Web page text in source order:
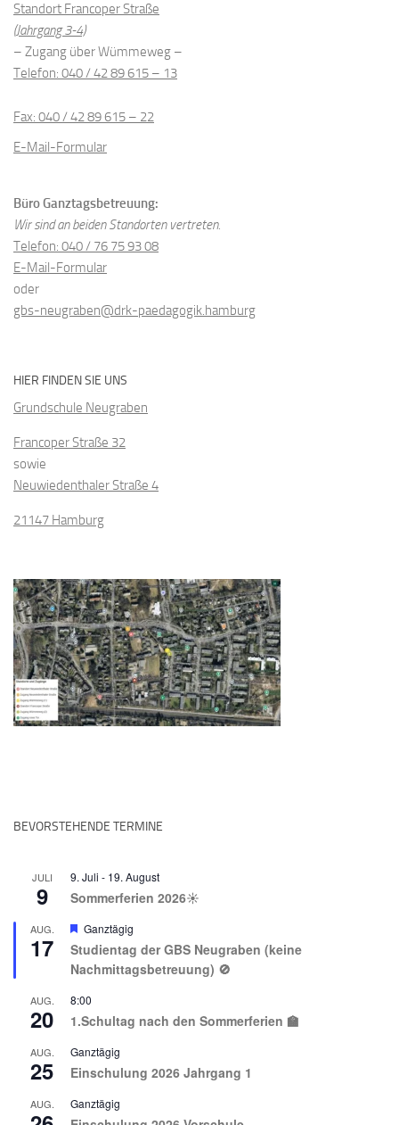
Standort Francoper Straße
(Jahrgang 3-4)
– Zugang über Wümmeweg –
Telefon: 040 / 42 89 615 – 13
Fax: 040 / 42 89 615 – 22
E-Mail-Formular
Büro Ganztagsbetreuung:
Wir sind an beiden Standorten vertreten.
Telefon: 040 / 76 75 93 08
E-Mail-Formular
oder
gbs-neugraben@drk-paedagogik.hamburg
HIER FINDEN SIE UNS
Grundschule Neugraben
Francoper Straße 32
sowie
Neuwiedenthaler Straße 4
21147 Hamburg
BEVORSTEHENDE TERMINE
JULI
9
9. Juli - 19. August
Sommerferien 2026☀️
AUG.
17
Hervorgehoben
Ganztägig
Studientag der GBS Neugraben (keine
Nachmittagsbetreuung) 🚫
AUG.
20
8:00
1.Schultag nach den Sommerferien 🏫
AUG.
25
Ganztägig
Einschulung 2026 Jahrgang 1
AUG. Ganztägig